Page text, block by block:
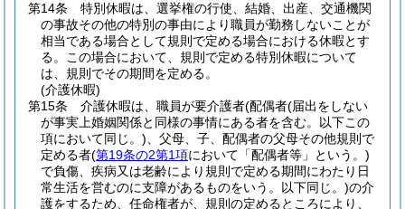
第14条
特別休暇は、選挙権の行使、結婚、出産、交通機関
の事故その他の特別の事由により職員が勤務しないことが
相当である場合として規則で定める場合における休暇とす
る。
この場合において、規則で定める特別休暇について
は、規則でその期間を定める。
(介護休暇)
第15条
介護休暇は、職員が要介護者(配偶者(届出をしない
が事実上婚姻関係と同様の事情にある者を含む。以下この
項において同じ。) 、父母、子、配偶者の父母その他規則で
定める者(第19条の2第1項において「配偶者等」という。)
で負傷、疾病又は老齢により規則で定める期間にわたり日
常生活を営むのに支障があるものをいう。以下同じ。)の介
護をするため、任命権者が、規則の定めるところにより、